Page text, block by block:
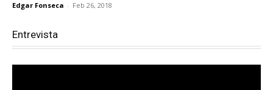
Edgar Fonseca - Feb 26, 2018
Entrevista